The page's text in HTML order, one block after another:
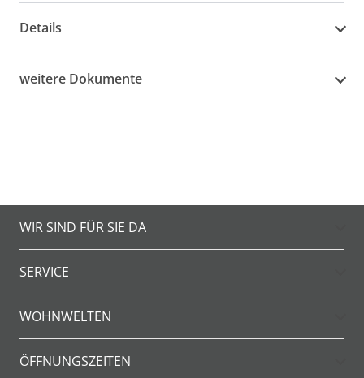
Details
weitere Dokumente
WIR SIND FÜR SIE DA
SERVICE
WOHNWELTEN
ÖFFNUNGSZEITEN